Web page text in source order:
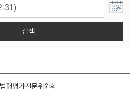
검색
법령평가전문위원회